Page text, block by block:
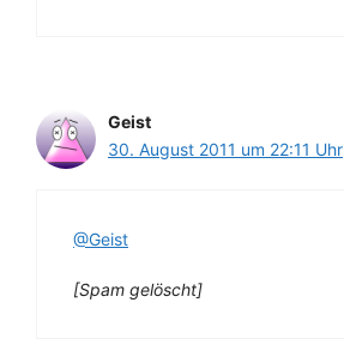
Geist
30. August 2011 um 22:11 Uhr
@Geist
[Spam gelöscht]